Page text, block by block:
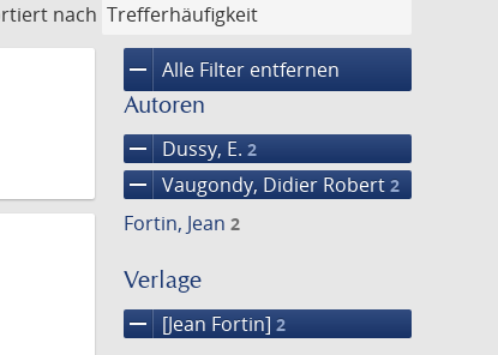
nach
remove Alle Filter entfernen
Autoren
remove Dussy, E. 2
remove Vaugondy, Didier Robert 2
Fortin, Jean 2
Verlage
remove [Jean Fortin] 2